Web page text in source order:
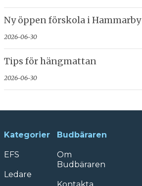
Ny öppen förskola i Hammarby
2026-06-30
Tips för hängmattan
2026-06-30
Kategorier
EFS
Ledare
Budbäraren
Om
Budbäraren